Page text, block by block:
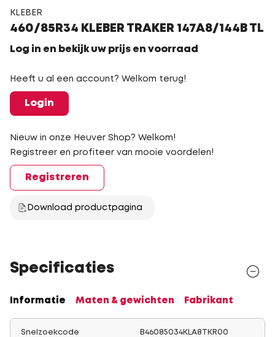
KLEBER
460/85R34 KLEBER TRAKER 147A8/144B TL
Log in en bekijk uw prijs en voorraad
Heeft u al een account? Welkom terug!
Login
Nieuw in onze Heuver Shop? Welkom!
Registreer en profiteer van mooie voordelen!
Registreren
Download productpagina
Specificaties
Informatie Maten & gewichten Fabrikant
Snelzoekcode B46085034KLA8TKR00